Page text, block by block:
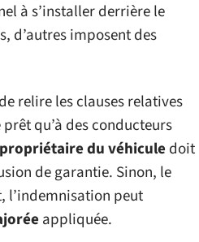
à s’installer derrière le
d’autres imposent des
relire les clauses relatives
qu’à des conducteurs
propriétaire du véhicule doit
de garantie. Sinon, le
l’indemnisation peut
appliquée.